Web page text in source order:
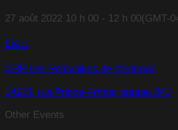
27 août 2022 10 h 00 - 12 h 00(GMT-
Lieu
CRP Les Relevailles de Montréal
14115, rue Prince-Arthur, bureau 341
Other Events